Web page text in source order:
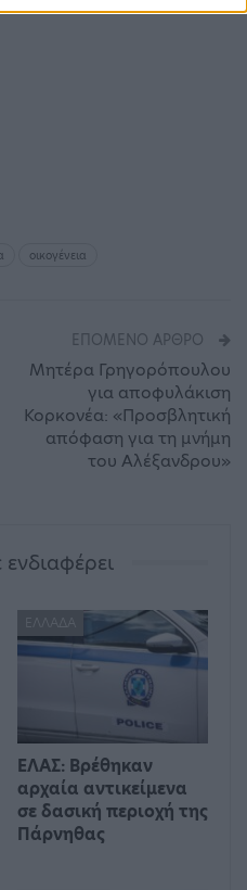
οικογένεια
ΕΠΌΜΕΝΟ ΆΡΘΡΟ
Μητέρα Γρηγορόπουλου
για αποφυλάκιση
Κορκονέα: «Προσβλητική
απόφαση για τη μνήμη
του Αλέξανδρου»
ΕΛΛΆΔΑ
ΕΛΑΣ: Βρέθηκαν
αρχαία αντικείμενα
σε δασική περιοχή της
Πάρνηθας